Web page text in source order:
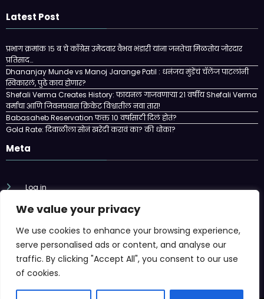
We value your privacy
We use cookies to enhance your browsing experience,
serve personalised ads or content, and analyse our
traffic. By clicking "Accept All", you consent to our use
of cookies.
Latest Post
प्रभाग क्रमांक १५ ब चे काँग्रेस उमेदवार वैभव भंडारी यांना जनतेचा मिळतोय जोरदार
प्रतिसाद…
Dhananjay Munde vs Manoj Jarange Patil : धनंजय मुंडेंचं चॅलेंज पाटलांनी
स्विकारलं, पुढे काय होणार?
Shefali Verma Creates History: फायनल गाजवणाऱ्या २१ वर्षीय Shefali Verma
वर्माचा आणि जिवनप्रवास क्रिकेट विश्वातील नवा तारा!
Babasaheb Reservation फक्त 10 वर्षासाठी दिलं होतं?
Gold Rate: दिवाळीला सोनं खरेदी करावं का? की धोका?
Meta
Log in
Entries feed
WordPress.org